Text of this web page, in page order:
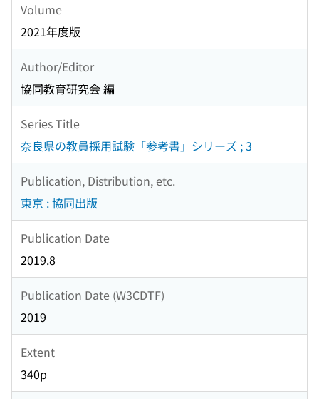
Volume
2021年度版
Author/Editor
協同教育研究会 編
Series Title
奈良県の教員採用試験「参考書」シリーズ ; 3
Publication, Distribution, etc.
東京 : 協同出版
Publication Date
2019.8
Publication Date (W3CDTF)
2019
Extent
340p